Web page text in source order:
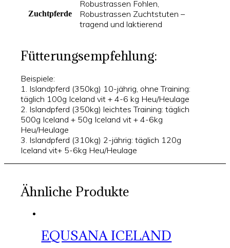
Zuchtpferde
Robustrassen Fohlen,
Robustrassen Zuchtstuten –
tragend und laktierend
Fütterungsempfehlung:
Beispiele:
1. Islandpferd (350kg) 10-jährig, ohne Training:
täglich 100g Iceland vit + 4-6 kg Heu/Heulage
2. Islandpferd (350kg) leichtes Training: täglich
500g Iceland + 50g Iceland vit + 4-6kg
Heu/Heulage
3. Islandpferd (310kg) 2-jährig: täglich 120g
Iceland vit+ 5-6kg Heu/Heulage
Ähnliche Produkte
EQUSANA ICELAND